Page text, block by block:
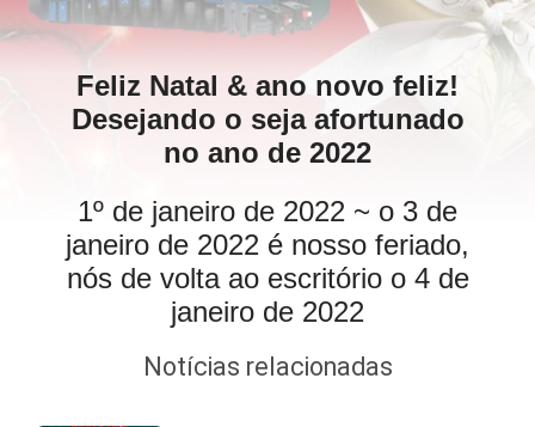
CONTROLE
QUALIDADE
CONTACTE-
NOS
Feliz Natal & ano novo feliz!
Desejando o seja afortunado
no ano de 2022
1º de janeiro de 2022 ~ o 3 de
janeiro de 2022 é nosso feriado,
nós de volta ao escritório o 4 de
janeiro de 2022
Notícias relacionadas